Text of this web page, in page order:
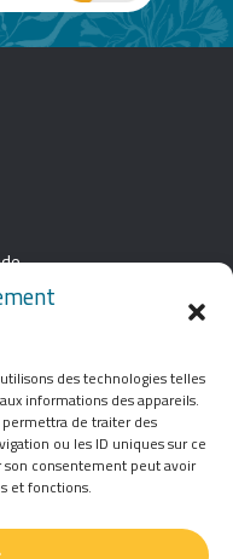
des technologies telles
informations des appareils.
de traiter des
ou les ID uniques sur ce
consentement peut avoir
et fonctions.